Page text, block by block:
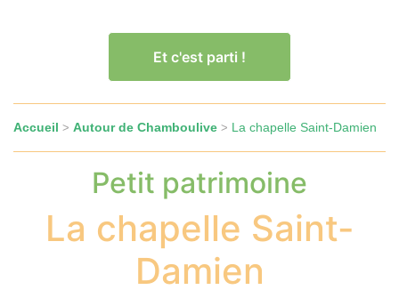
Et c'est parti !
Accueil > Autour de Chamboulive > La chapelle Saint-Damien
Petit patrimoine
La chapelle Saint-
Damien